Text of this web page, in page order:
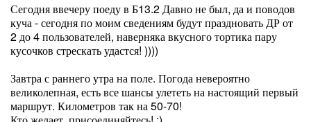
Сегодня ввечеру поеду в Б13.2 Давно не был, да и поводов
куча - сегодня по моим сведениям будут праздновать ДР от
2 до 4 пользователей, наверняка вкусного тортика пару
кусочков стрескать удастся! ))))
Завтра с раннего утра на поле. Погода невероятно
великолепная, есть все шансы улететь на настоящий первый
маршрут. Километров так на 50-70!